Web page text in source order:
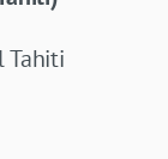
Tahiti